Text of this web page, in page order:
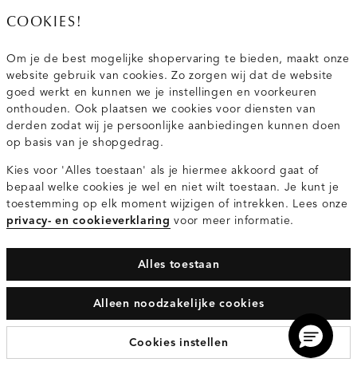
Service
Wij zijn Costes
Topcategorieën voor jou
Privacy- en cookieverklaringAlgemene Voorwaarden
© 2026 Costes Fashion Alle Rechten Voorbehouden
COOKIES!
Om je de best mogelijke shopervaring te bieden, maakt onze
website gebruik van cookies. Zo zorgen wij dat de website
goed werkt en kunnen we je instellingen en voorkeuren
onthouden. Ook plaatsen we cookies voor diensten van
derden zodat wij je persoonlijke aanbiedingen kunnen doen
op basis van je shopgedrag.
Kies voor 'Alles toestaan' als je hiermee akkoord gaat of
bepaal welke cookies je wel en niet wilt toestaan. Je kunt je
toestemming op elk moment wijzigen of intrekken. Lees onze
privacy- en cookieverklaring voor meer informatie.
Alles toestaan
Alleen noodzakelijke cookies
Cookies instellen